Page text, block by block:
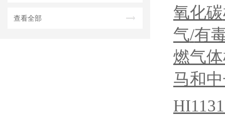
查看全部
氧化碳
气/有
燃气
马和